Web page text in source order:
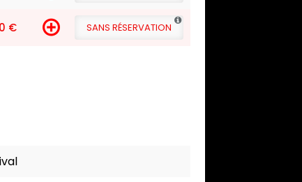
€ SANS RÉSERVATION